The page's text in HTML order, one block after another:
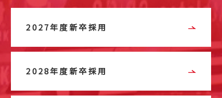
2027年度新卒採用
2028年度新卒採用